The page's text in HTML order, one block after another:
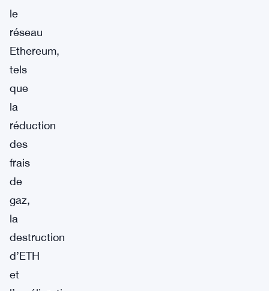
le
réseau
Ethereum,
tels
que
la
réduction
des
frais
de
gaz,
la
destruction
d’ETH
et